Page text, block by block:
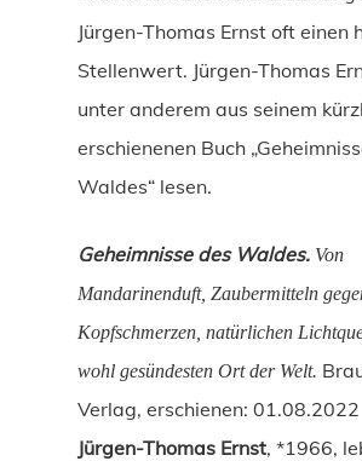
Jürgen-Thomas Ernst oft einen
Stellenwert. Jürgen-Thomas
unter anderem aus seinem
erschienenen Buch
Waldes“ lesen.
Geheimnisse des Waldes. Von
Mandarinenduft, Zaubermitteln
Kopfschmerzen, natürlichen
wohl gesündesten Ort der Welt.
Verlag, erschienen: 01.08.2022
Jürgen-Thomas Ernst, *1966,